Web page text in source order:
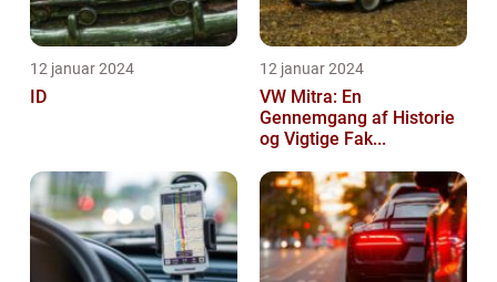
12 januar 2024
ID
12 januar 2024
VW Mitra: En
Gennemgang af Historie
og Vigtige Fak...